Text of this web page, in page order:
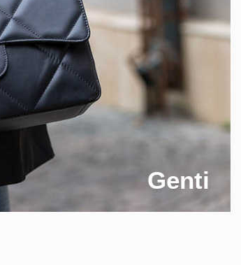
Genti